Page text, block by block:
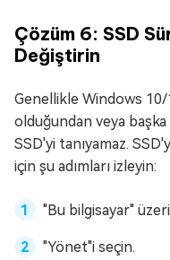
Çözüm 6: SSD
Değiştirin
Genellikle Windows
olduğundan veya başka
SSD'yi tanıyamaz.
için şu adımları izleyin:
"Bu bilgisayar"
"Yönet"i seçin.